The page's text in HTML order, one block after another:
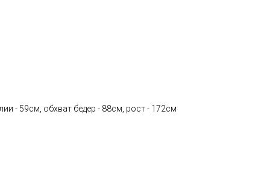
- 59см, обхват бедер - 88см, рост - 172см